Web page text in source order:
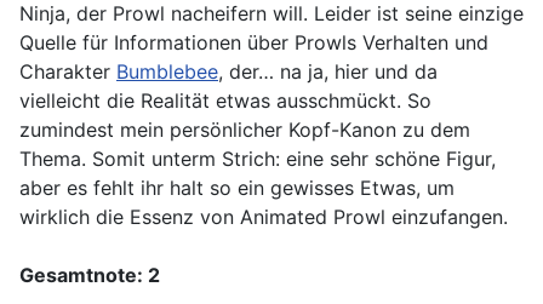
Ninja, der Prowl nacheifern will. Leider ist seine einzige
Quelle für Informationen über Prowls Verhalten und
Charakter Bumblebee, der… na ja, hier und da
vielleicht die Realität etwas ausschmückt. So
zumindest mein persönlicher Kopf-Kanon zu dem
Thema. Somit unterm Strich: eine sehr schöne Figur,
aber es fehlt ihr halt so ein gewisses Etwas, um
wirklich die Essenz von Animated Prowl einzufangen.
Gesamtnote: 2